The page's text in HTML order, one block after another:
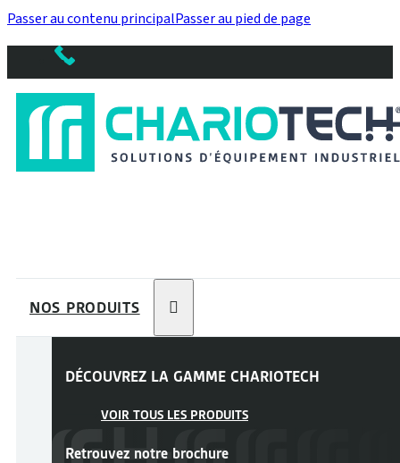
Passer au contenu principalPasser au pied de page
NOS PRODUITS
DÉCOUVREZ LA GAMME CHARIOTECH
VOIR TOUS LES PRODUITS
Retrouvez notre brochure